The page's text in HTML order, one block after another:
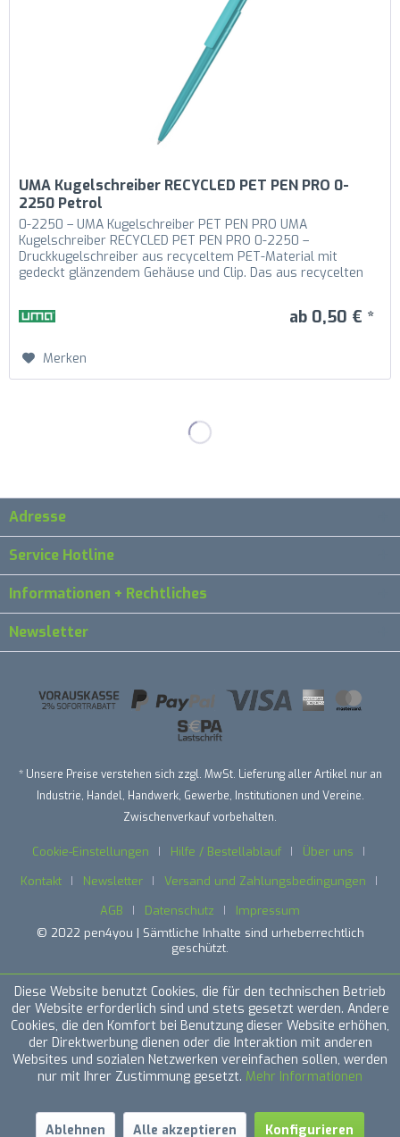
UMA Kugelschreiber RECYCLED PET PEN PRO 0-
2250 Petrol
0-2250 – UMA Kugelschreiber PET PEN PRO UMA
Kugelschreiber RECYCLED PET PEN PRO 0-2250 –
Druckkugelschreiber aus recyceltem PET-Material mit
gedeckt glänzendem Gehäuse und Clip. Das aus recycelten
ab 0,50 € *
Merken
Adresse
Service Hotline
Informationen + Rechtliches
Newsletter
* Unsere Preise verstehen sich zzgl. MwSt. Lieferung aller Artikel nur an
Industrie, Handel, Handwerk, Gewerbe, Institutionen und Vereine.
Zwischenverkauf vorbehalten.
Cookie-Einstellungen Hilfe / Bestellablauf
Über uns
Kontakt
Newsletter
Versand und Zahlungsbedingungen
AGB
Datenschutz
Impressum
© 2022 pen4you | Sämtliche Inhalte sind urheberrechtlich
geschützt.
Diese Website benutzt Cookies, die für den technischen Betrieb
der Website erforderlich sind und stets gesetzt werden. Andere
Cookies, die den Komfort bei Benutzung dieser Website erhöhen,
der Direktwerbung dienen oder die Interaktion mit anderen
Websites und sozialen Netzwerken vereinfachen sollen, werden
nur mit Ihrer Zustimmung gesetzt. Mehr Informationen
Ablehnen Alle akzeptieren Konfigurieren